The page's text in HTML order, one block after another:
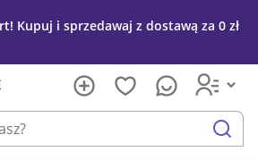
Kupuj i sprzedawaj z dostawą za 0 zł
szukaj